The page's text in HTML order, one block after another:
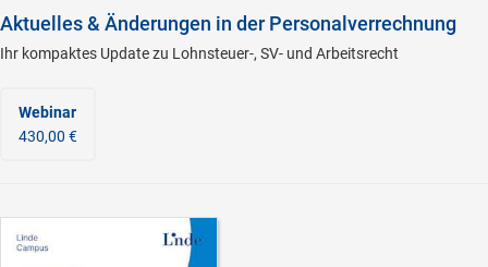
Aktuelles & Änderungen in der Personalverrechnung
Ihr kompaktes Update zu Lohnsteuer-, SV- und Arbeitsrecht
Webinar
430,00 €